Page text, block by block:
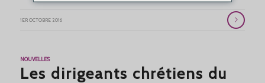
1ER OCTOBRE 2016
NOUVELLES
Les dirigeants chrétiens du